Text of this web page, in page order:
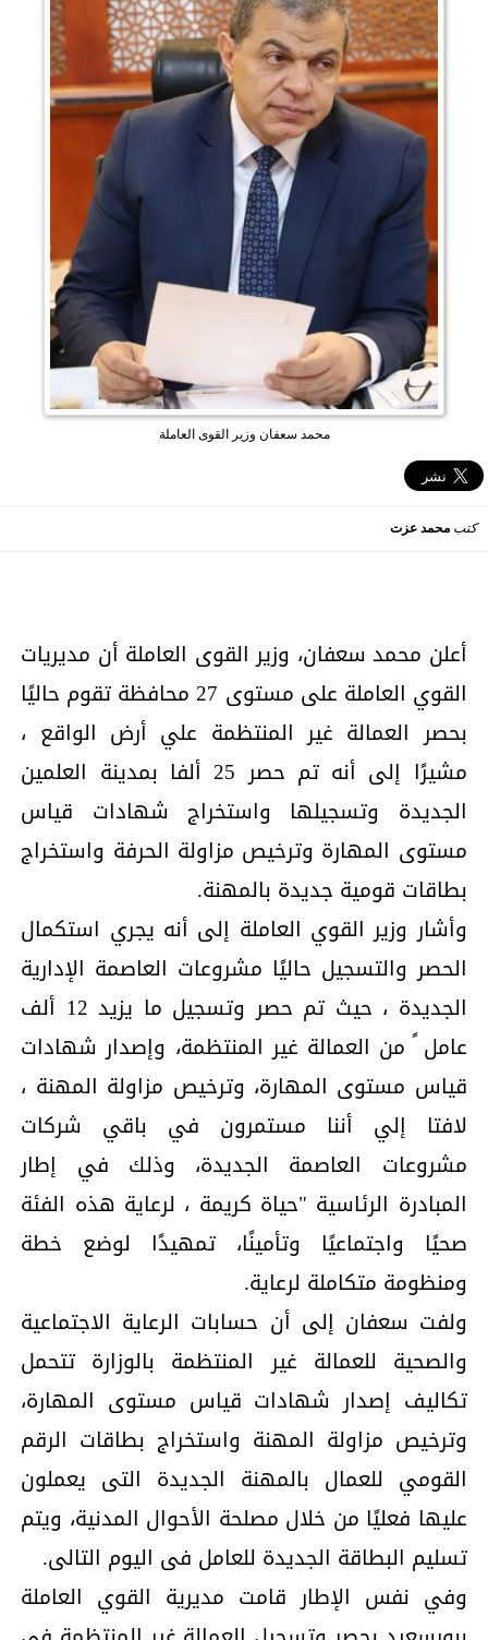
محمد سعفان وزير القوى العاملة
كتب محمد عزت
أعلن محمد سعفان، وزير القوى العاملة أن مديريات
القوي العاملة على مستوى 27 محافظة تقوم حاليًا
بحصر العمالة غير المنتظمة علي أرض الواقع ،
مشيرًا إلى أنه تم حصر 25 ألفا بمدينة العلمين
الجديدة وتسجيلها واستخراج شهادات قياس
مستوى المهارة وترخيص مزاولة الحرفة واستخراج
بطاقات قومية جديدة بالمهنة.
وأشار وزير القوي العاملة إلى أنه يجري استكمال
الحصر والتسجيل حاليًا مشروعات العاصمة الإدارية
الجديدة ، حيث تم حصر وتسجيل ما يزيد 12 ألف
عامل ً من العمالة غير المنتظمة، وإصدار شهادات
قياس مستوى المهارة، وترخيص مزاولة المهنة ،
لافتا إلي أننا مستمرون في باقي شركات
مشروعات العاصمة الجديدة، وذلك في إطار
المبادرة الرئاسية "حياة كريمة ، لرعاية هذه الفئة
صحيًا واجتماعيًا وتأمينًا، تمهيدًا لوضع خطة
ومنظومة متكاملة لرعاية.
ولفت سعفان إلى أن حسابات الرعاية الاجتماعية
والصحية للعمالة غير المنتظمة بالوزارة تتحمل
تكاليف إصدار شهادات قياس مستوى المهارة،
وترخيص مزاولة المهنة واستخراج بطاقات الرقم
القومي للعمال بالمهنة الجديدة التى يعملون
عليها فعليًا من خلال مصلحة الأحوال المدنية، ويتم
تسليم البطاقة الجديدة للعامل فى اليوم التالى.
وفي نفس الإطار قامت مديرية القوي العاملة